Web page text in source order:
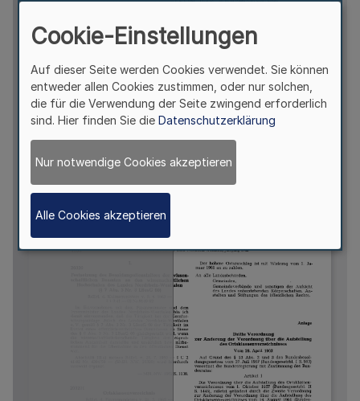
Cookie-Einstellungen
Auf dieser Seite werden Cookies verwendet. Sie können
entweder allen Cookies zustimmen, oder nur solchen,
die für die Verwendung der Seite zwingend erforderlich
sind. Hier finden Sie die Datenschutzerklärung
Nur notwendige Cookies akzeptieren
Alle Cookies akzeptieren